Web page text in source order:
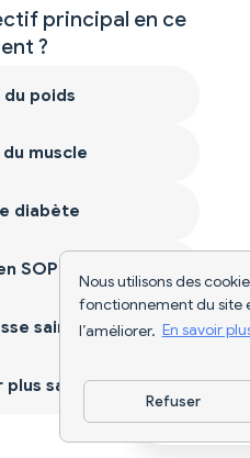
Nous utilisons des
fonctionnement du site
l’améliorer. En savoir
Refuser
principal en ce
?
poids
muscle
diabète
SOPK
saine
sain